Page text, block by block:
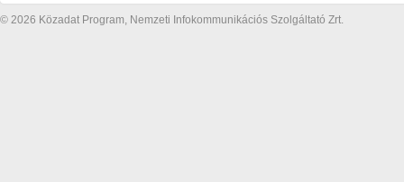
© 2026 Közadat Program, Nemzeti Infokommunikációs Szolgáltató Zrt.